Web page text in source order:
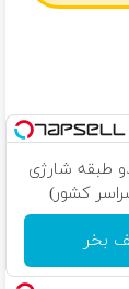
طبقه شارژی
کشور)
بخر